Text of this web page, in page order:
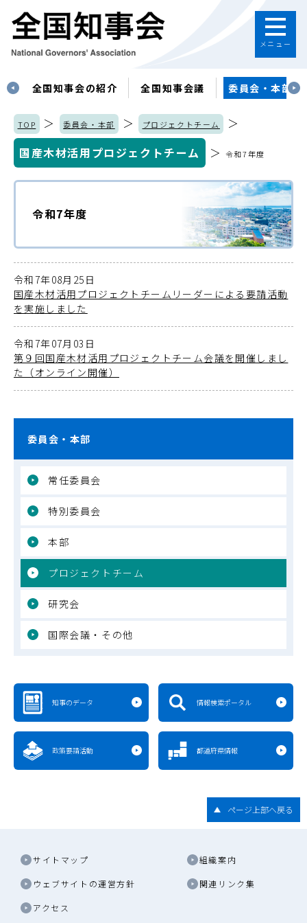
メニュー
全国知事会の紹介 全国知事会議 委員会・本部
TOP ＞ 委員会・本部 ＞ プロジェクトチーム
＞
国産木材活用プロジェクトチーム
＞ 令和7年度
令和7年度
令和7年08月25日
国産木材活用プロジェクトチームリーダーによる要請活動
を実施しました
令和7年07月03日
第９回国産木材活用プロジェクトチーム会議を開催しまし
た（オンライン開催）
委員会・本部
常任委員会
特別委員会
本部
プロジェクトチーム
研究会
国際会議・その他
知事のデータ 情報検索ポータル
政策要請活動 都道府県情報
ページ上部へ戻る
サイトマップ 組織案内
ウェブサイトの運営方針 関連リンク集
アクセス